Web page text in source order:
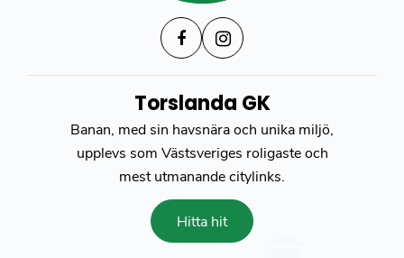
Torslanda GK
Banan, med sin havsnära och unika miljö,
upplevs som Västsveriges roligaste och
mest utmanande citylinks.
Hitta hit